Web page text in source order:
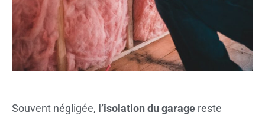
Souvent négligée, l’isolation du garage reste